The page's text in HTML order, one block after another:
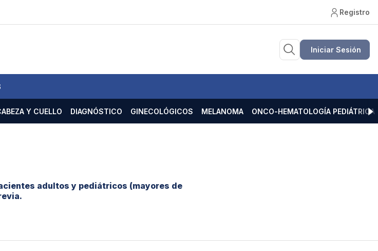
Registro
Iniciar Sesión
Y CUELLO DIAGNÓSTICO GINECOLÓGICOS MELANOMA ONCO-HEMATOLOGÍA PEDIÁTRICA
adultos y pediátricos (mayores de